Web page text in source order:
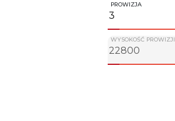
PROWIZJA
WYSOKOŚĆ PROWIZJI